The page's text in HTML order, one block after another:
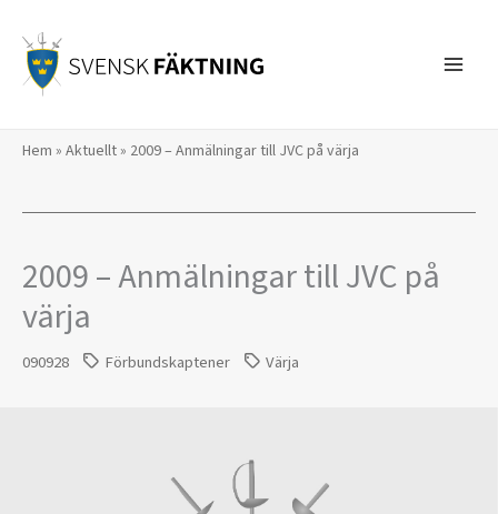
innehåll
Hem » Aktuellt» 2009 – Anmälningar till JVC på värja
2009 – Anmälningar till JVC på
värja
090928 Förbundskaptener Värja